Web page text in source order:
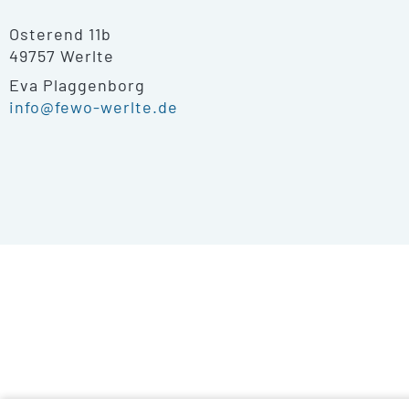
Osterend 11b
49757 Werlte
Eva Plaggenborg
info@fewo-werlte.de